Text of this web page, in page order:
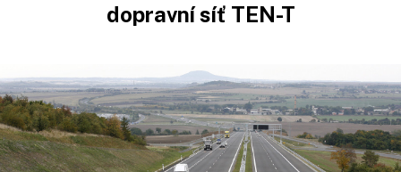
dopravní síť TEN-T